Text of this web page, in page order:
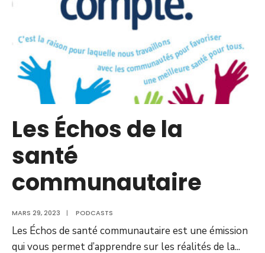
Les Échos de la
santé
communautaire
MARS 29, 2023 | PODCASTS
Les Échos de santé communautaire est une émission
qui vous permet d’apprendre sur les réalités de la...